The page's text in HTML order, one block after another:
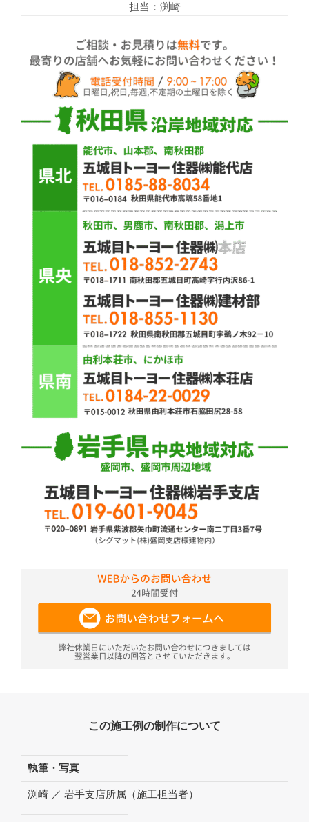
担当：渕崎
この施工例の制作について
執筆・写真
渕崎 ／ 岩手支店所属（施工担当者）